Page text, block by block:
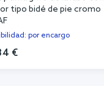
tipo bidé de pie cromo
por encargo
€